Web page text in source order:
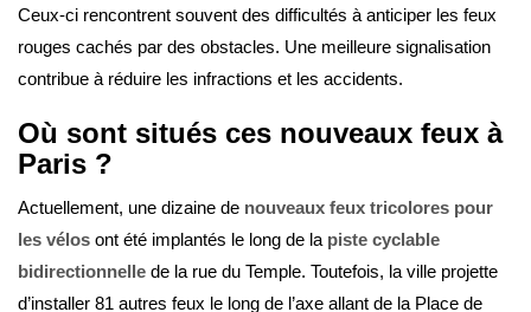
Ceux-ci rencontrent souvent des difficultés à anticiper les feux
rouges cachés par des obstacles. Une meilleure signalisation
contribue à réduire les infractions et les accidents.
Où sont situés ces nouveaux feux à
Paris ?
Actuellement, une dizaine de nouveaux feux tricolores pour
les vélos ont été implantés le long de la piste cyclable
bidirectionnelle de la rue du Temple. Toutefois, la ville projette
d’installer 81 autres feux le long de l’axe allant de la Place de